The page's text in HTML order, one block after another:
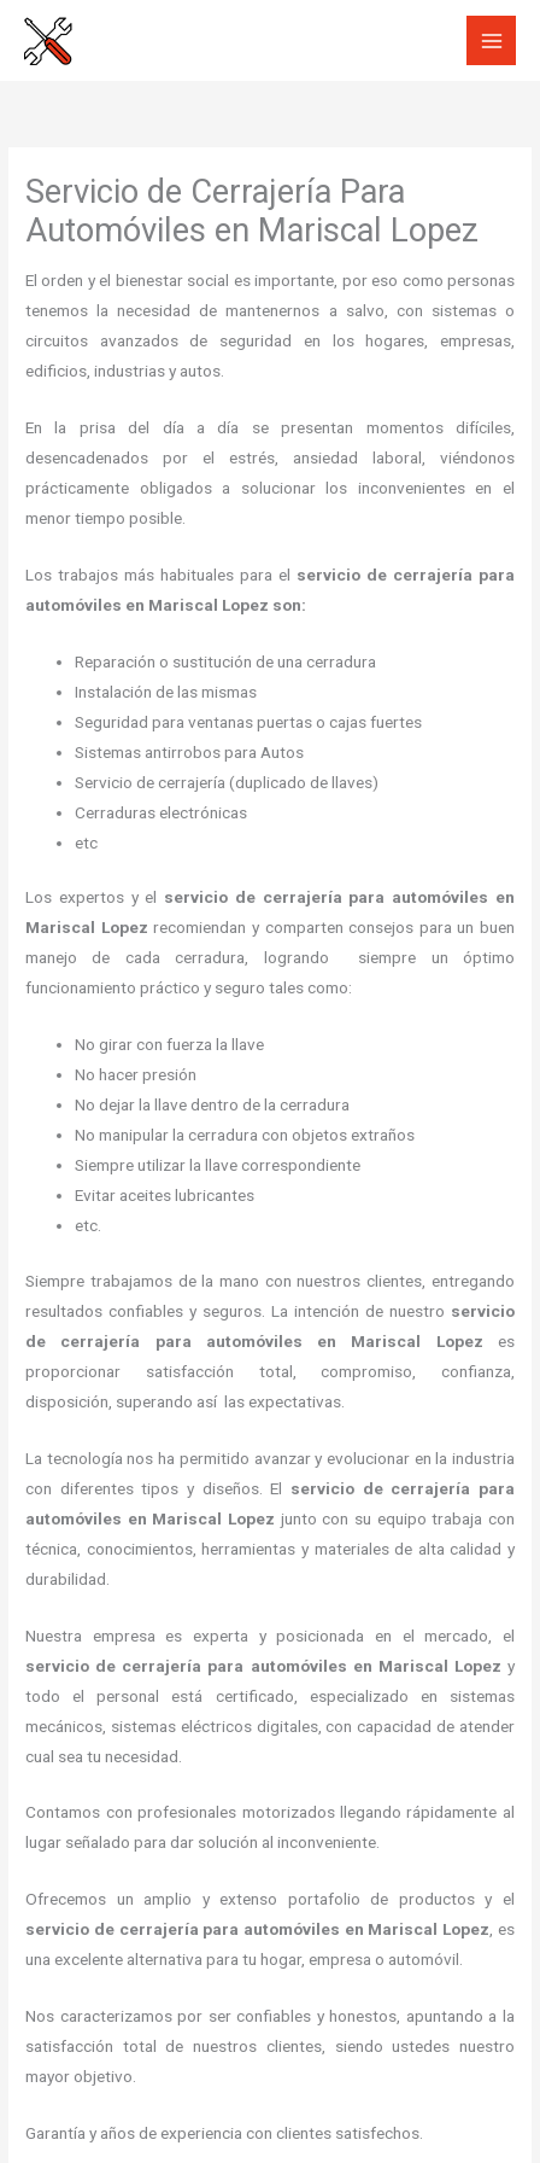
Servicio de Cerrajería Para
Automóviles en Mariscal Lopez
El orden y el bienestar social es importante, por eso como personas
tenemos la necesidad de mantenernos a salvo, con sistemas o
circuitos avanzados de seguridad en los hogares, empresas,
edificios, industrias y autos.
En la prisa del día a día se presentan momentos difíciles,
desencadenados por el estrés, ansiedad laboral, viéndonos
prácticamente obligados a solucionar los inconvenientes en el
menor tiempo posible.
Los trabajos más habituales para el servicio de cerrajería para
automóviles en Mariscal Lopez son:
Reparación o sustitución de una cerradura
Instalación de las mismas
Seguridad para ventanas puertas o cajas fuertes
Sistemas antirrobos para Autos
Servicio de cerrajería (duplicado de llaves)
Cerraduras electrónicas
etc
Los expertos y el servicio de cerrajería para automóviles en
Mariscal Lopez recomiendan y comparten consejos para un buen
manejo de cada cerradura, logrando siempre un óptimo
funcionamiento práctico y seguro tales como:
No girar con fuerza la llave
No hacer presión
No dejar la llave dentro de la cerradura
No manipular la cerradura con objetos extraños
Siempre utilizar la llave correspondiente
Evitar aceites lubricantes
etc.
Siempre trabajamos de la mano con nuestros clientes, entregando
resultados confiables y seguros. La intención de nuestro servicio
de cerrajería para automóviles en Mariscal Lopez es
proporcionar satisfacción total, compromiso, confianza,
disposición, superando así las expectativas.
La tecnología nos ha permitido avanzar y evolucionar en la industria
con diferentes tipos y diseños. El servicio de cerrajería para
automóviles en Mariscal Lopez junto con su equipo trabaja con
técnica, conocimientos, herramientas y materiales de alta calidad y
durabilidad.
Nuestra empresa es experta y posicionada en el mercado, el
servicio de cerrajería para automóviles en Mariscal Lopez y
todo el personal está certificado, especializado en sistemas
mecánicos, sistemas eléctricos digitales, con capacidad de atender
cual sea tu necesidad.
Contamos con profesionales motorizados llegando rápidamente al
lugar señalado para dar solución al inconveniente.
Ofrecemos un amplio y extenso portafolio de productos y el
servicio de cerrajería para automóviles en Mariscal Lopez, es
una excelente alternativa para tu hogar, empresa o automóvil.
Nos caracterizamos por ser confiables y honestos, apuntando a la
satisfacción total de nuestros clientes, siendo ustedes nuestro
mayor objetivo.
Garantía y años de experiencia con clientes satisfechos.